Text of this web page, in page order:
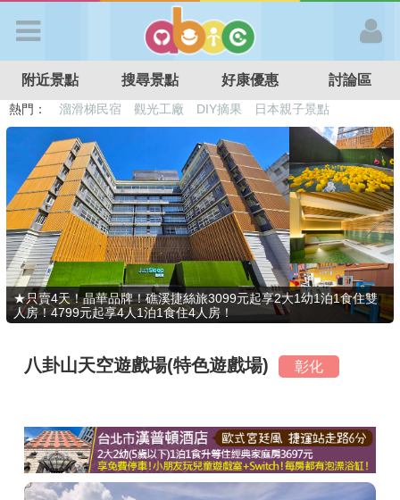
APP登入
首 頁
搜尋景點
好康優惠
最新消息
最新留言
商家合作
推薦景點
附近景點 搜尋景點 好康優惠 討論區
熱門： 溜滑梯民宿 觀光工廠 DIY摘果
日本親子景點
特色遊戲場
親子住房優惠 台北親子餐廳 溫泉泡湯SPA
★只賣4天！晶華品牌！礁溪捷絲旅3099元起享2大1幼1泊1食住雙
人房！4799元起享4人1泊1食住4人房！
八卦山天空遊戲場(特色遊戲場) 彰化